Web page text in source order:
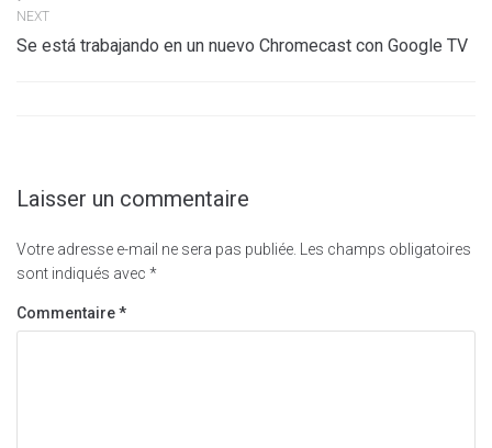
NEXT
Se está trabajando en un nuevo Chromecast con Google TV
Laisser un commentaire
Votre adresse e-mail ne sera pas publiée. Les champs obligatoires
sont indiqués avec *
Commentaire*